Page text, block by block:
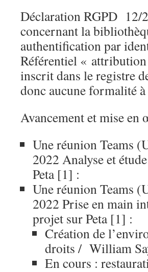
Déclaration RGPD 12/
concernant la
authentification par
Référentiel « attribution
inscrit dans le registre
donc aucune formalité
Avancement et mise en
Une réunion Teams
2022 Analyse et
Peta [1] :
Une réunion Teams
2022 Prise en main
projet sur Peta [1] :
Création de
droits / William
En cours :